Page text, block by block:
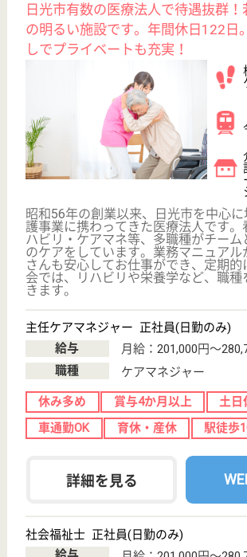
初めての介護転職
介護転職お悩み相談室
サイトマップ 利用規約
プライバシーポリシー
採用ご担当者様へ お知らせ
看護師の求人・転職なら